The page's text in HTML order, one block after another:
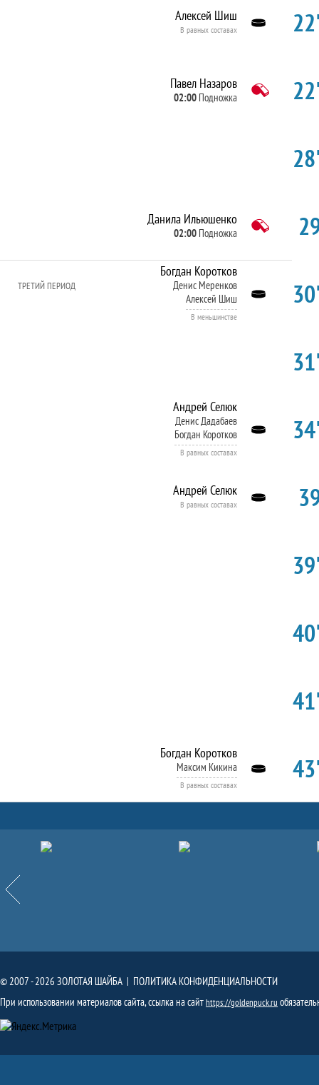
Алексей Шиш
В равных составах
Павел Назаров
02:00 Подножка
Данила Ильюшенко
02:00 Подножка
ТРЕТИЙ ПЕРИОД
Богдан Коротков
Денис Меренков
Алексей Шиш
В меньшинстве
Андрей Селюк
Денис Дадабаев
Богдан Коротков
В равных составах
Андрей Селюк
В равных составах
Богдан Коротков
Максим Кикина
В равных составах
Назад
Партнёры
© 2007 - 2026 ЗОЛОТАЯ ШАЙБА | ПОЛИТИКА КОНФИДЕНЦИАЛЬНОСТИ
При использовании материалов сайта, ссылка на сайтhttps://goldenpuck.ru